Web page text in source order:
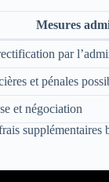
Mesures
par
et pénales
et négociation
supplémentaires